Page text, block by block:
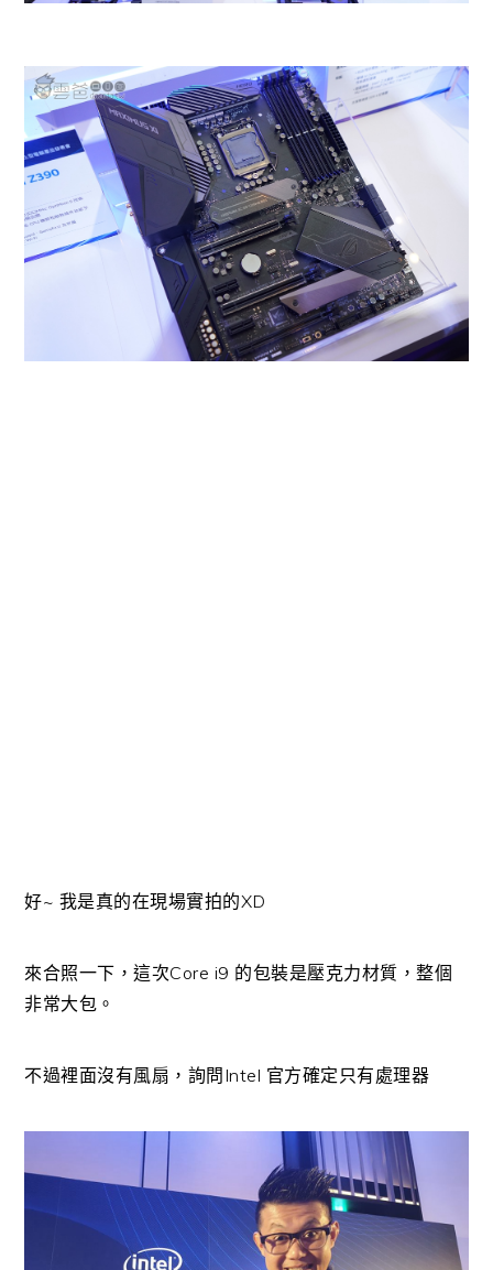
好~ 我是真的在現場實拍的XD
來合照一下，這次Core i9 的包裝是壓克力材質，整個
非常大包。
不過裡面沒有風扇，詢問Intel 官方確定只有處理器